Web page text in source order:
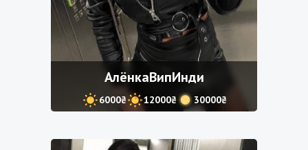
АлёнкаВипИнди
6000₴ 12000₴ 30000₴